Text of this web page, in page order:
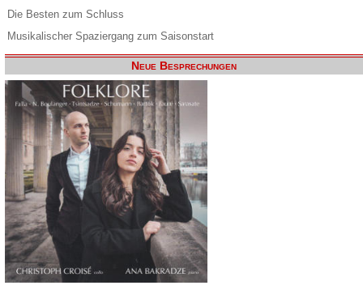
Die Besten zum Schluss
Musikalischer Spaziergang zum Saisonstart
Neue Besprechungen